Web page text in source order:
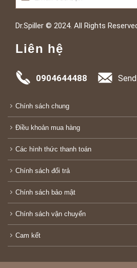
Dr.Spiller © 2024. All Rights
Liên hệ
0904644488
Chính sách chung
Điều khoản mua hàng
Các hình thức thanh toán
Chính sách đổi trả
Chính sách bảo mật
Chính sách vận chuyển
Cam kết